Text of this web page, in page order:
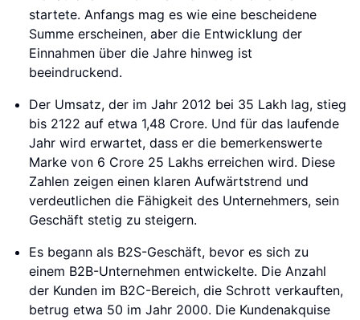
startete. Anfangs mag es wie eine bescheidene
Summe erscheinen, aber die Entwicklung der
Einnahmen über die Jahre hinweg ist
beeindruckend.
Der Umsatz, der im Jahr 2012 bei 35 Lakh lag, stieg
bis 2122 auf etwa 1,48 Crore. Und für das laufende
Jahr wird erwartet, dass er die bemerkenswerte
Marke von 6 Crore 25 Lakhs erreichen wird. Diese
Zahlen zeigen einen klaren Aufwärtstrend und
verdeutlichen die Fähigkeit des Unternehmers, sein
Geschäft stetig zu steigern.
Es begann als B2S-Geschäft, bevor es sich zu
einem B2B-Unternehmen entwickelte. Die Anzahl
der Kunden im B2C-Bereich, die Schrott verkauften,
betrug etwa 50 im Jahr 2000. Die Kundenakquise